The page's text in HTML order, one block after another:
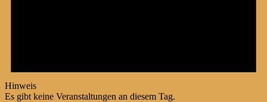
Hinweis
Es gibt keine Veranstaltungen an diesem Tag.